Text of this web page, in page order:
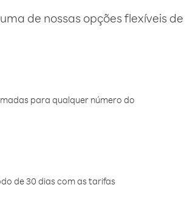
de nossas opções flexíveis de
para qualquer número do
de 30 dias com as tarifas